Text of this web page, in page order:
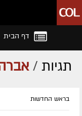
דף הבית
תגיות /
בראש החדשות